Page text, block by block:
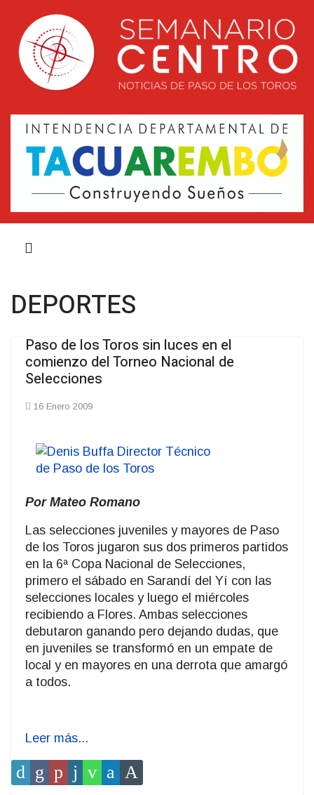
DEPORTES
Paso de los Toros sin luces en el
comienzo del Torneo Nacional de
Selecciones
16 Enero 2009
Por Mateo Romano
Las selecciones juveniles y mayores de Paso
de los Toros jugaron sus dos primeros partidos
en la 6ª Copa Nacional de Selecciones,
primero el sábado en Sarandí del Yí con las
selecciones locales y luego el miércoles
recibiendo a Flores. Ambas selecciones
debutaron ganando pero dejando dudas, que
en juveniles se transformó en un empate de
local y en mayores en una derrota que amargó
a todos.
Leer más...